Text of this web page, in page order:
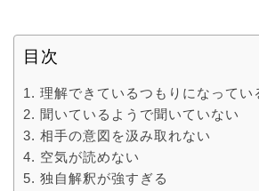
目次
理解できているつもりになってい
聞いているようで聞いていない
相手の意図を汲み取れない
空気が読めない
独自解釈が強すぎる